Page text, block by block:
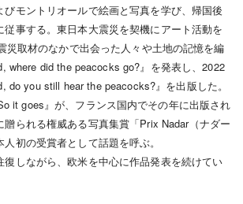
モントリオールで絵画と写真を学び、帰国後
従事する。東日本大震災を契機にアート活動を
災取材のなかで出会った人々や土地の記憶を編
where did the peacocks go?』を発表し、2022
do you still hear the peacocks?』を出版した。
it goes』が、フランス国内でその年に出版され
贈られる権威ある写真集賞「Prix Nadar（ナダー
初の受賞者として話題を呼ぶ。
復しながら、欧米を中心に作品発表を続けてい